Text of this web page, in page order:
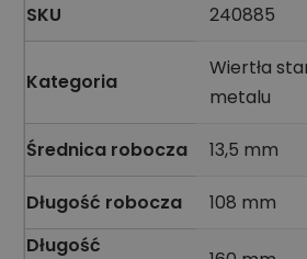
SKU 240885
Kategoria
Wiertła
metalu
Średnica robocza 13,5 mm
Długość robocza
108 mm
Długość